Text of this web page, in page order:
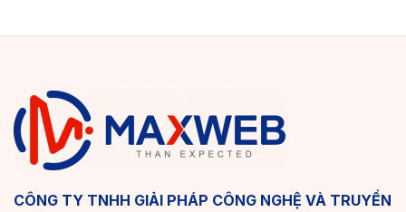
CÔNG TY TNHH GIẢI PHÁP CÔNG NGHỆ VÀ TRUYỀN